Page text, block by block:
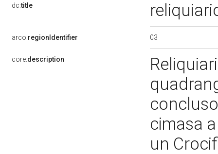
dc:title
arco:regionIdentifier 03
core:description
cimasa
un